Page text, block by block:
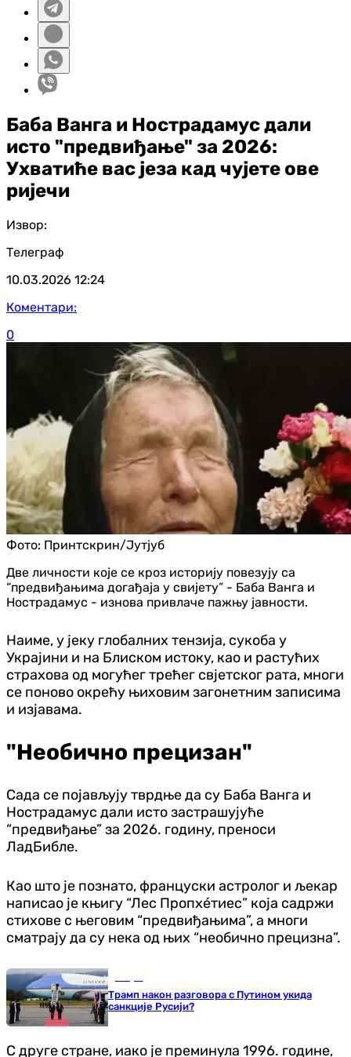
Баба Ванга и Нострадамус дали
исто "предвиђање" за 2026:
Ухватиће вас језа кад чујете ове
ријечи
Извор:
Телеграф
10.03.2026 12:24
Коментари:
0
Фото: Принтскрин/Јутјуб
Две личности које се кроз историју повезују са
“предвиђањима догађаја у свијету” - Баба Ванга и
Нострадамус - изнова привлаче пажњу јавности.
Наиме, у јеку глобалних тензија, сукоба у
Украјини и на Блиском истоку, као и растућих
страхова од могућег трећег свјетског рата, многи
се поново окрећу њиховим загонетним записима
и изјавама.
"Необично прецизан"
Сада се појављују тврдње да су Баба Ванга и
Нострадамус дали исто застрашујуће
“предвиђање” за 2026. годину, преноси
ЛадБибле.
Као што је познато, француски астролог и љекар
написао је књигу “Лес Пропхéтиес” која садржи
стихове с његовим “предвиђањима”, а многи
сматрају да су нека од њих “необично прецизна”.
Трамп након разговора с Путином укида
санкције Русији?
С друге стране, иако је преминула 1996. године,